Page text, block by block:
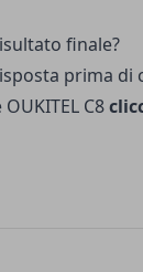
qual è il
prima di
C8